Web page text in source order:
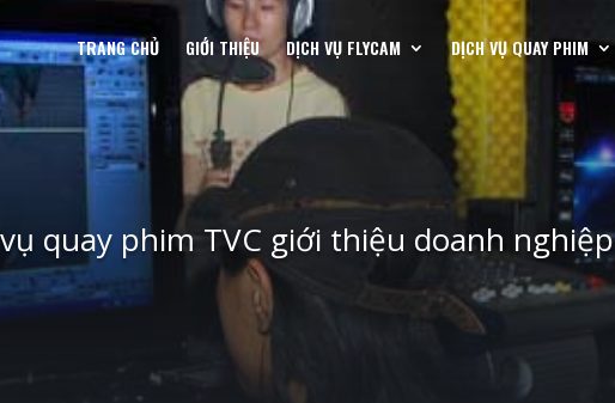
TRANG CHỦ GIỚI THIỆU DỊCH VỤ FLYCAM DỊCH VỤ QUAY PHIM
quay phim TVC giới thiệu doanh nghiệp